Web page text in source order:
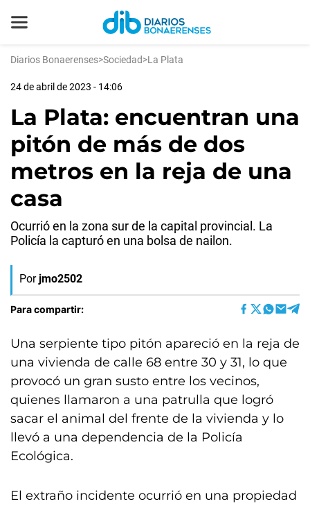
Diarios Bonaerenses>Sociedad>La Plata
24 de abril de 2023 - 14:06
La Plata: encuentran una
pitón de más de dos
metros en la reja de una
casa
Ocurrió en la zona sur de la capital provincial. La
Policía la capturó en una bolsa de nailon.
Por jmo2502
Para compartir:
Una serpiente tipo pitón apareció en la reja de
una vivienda de calle 68 entre 30 y 31, lo que
provocó un gran susto entre los vecinos,
quienes llamaron a una patrulla que logró
sacar el animal del frente de la vivienda y lo
llevó a una dependencia de la Policía
Ecológica.
El extraño incidente ocurrió en una propiedad